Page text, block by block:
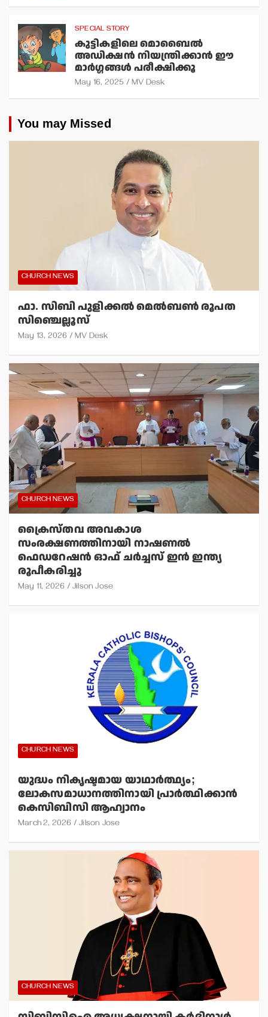
SPECIAL STORY
കുട്ടികളിലെ മൊബൈല്‍
അഡിക്ഷന്‍ നിയന്ത്രിക്കാന്‍ ഈ
മാര്‍ഗ്ഗങ്ങള്‍ പരീക്ഷിക്കൂ
May 16, 2025 MV Desk
You may Missed
CHURCH NEWS
ഫാ. സിബി പുളിക്കല്‍ മെല്‍ബണ്‍ രൂപത
സിഞ്ചെല്ലൂസ്
May 13, 2026 MV Desk
CHURCH NEWS
ക്രൈസ്തവ അവകാശ
സംരക്ഷണത്തിനായി നാഷണല്‍
ഫെഡറേഷന്‍ ഓഫ് ചര്‍ച്ചസ് ഇന്‍ ഇന്ത്യ
രൂപീകരിച്ചു
May 11, 2026 Jilson Jose
CHURCH NEWS
യുദ്ധം നികൃഷ്ടമായ യാഥാര്‍ത്ഥ്യം;
ലോകസമാധാനത്തിനായി പ്രാര്‍ത്ഥിക്കാന്‍
കെസിബിസി ആഹ്വാനം
March 2, 2026 Jilson Jose
CHURCH NEWS